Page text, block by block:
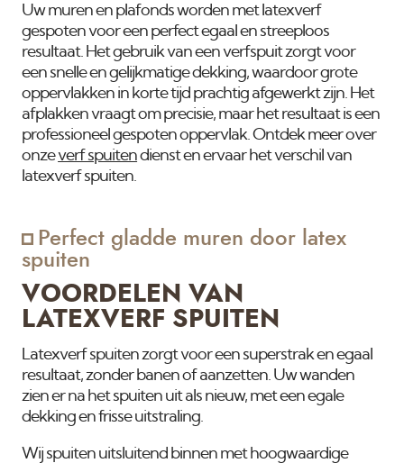
Uw muren en plafonds worden met latexverf
gespoten voor een perfect egaal en streeploos
resultaat. Het gebruik van een verfspuit zorgt voor
een snelle en gelijkmatige dekking, waardoor grote
oppervlakken in korte tijd prachtig afgewerkt zijn. Het
afplakken vraagt om precisie, maar het resultaat is een
professioneel gespoten oppervlak. Ontdek meer over
onzeverf spuitendienst en ervaar het verschil van
latexverf spuiten.
Perfect gladde muren door latex
spuiten
VOORDELEN VAN
LATEXVERF SPUITEN
Latexverf spuiten zorgt voor een superstrak en egaal
resultaat, zonder banen of aanzetten. Uw wanden
zien er na het spuiten uit als nieuw, met een egale
dekking en frisse uitstraling.
Wij spuiten uitsluitend binnen met hoogwaardige